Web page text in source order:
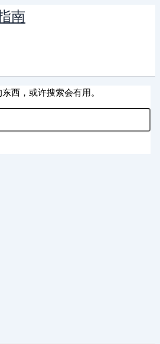
南
西，或许搜索会有用。